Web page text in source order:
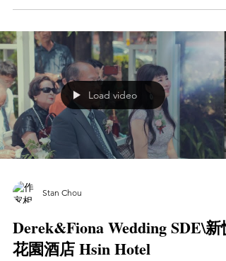
Load video
Stan Chou
Derek&Fiona Wedding SDE\新悦
花園酒店 Hsin Hotel